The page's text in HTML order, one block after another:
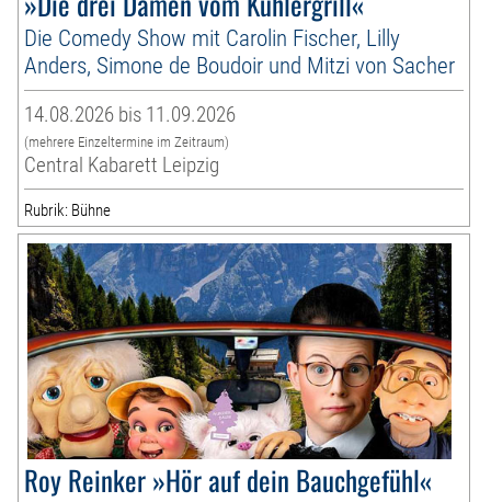
Die Comedy Show mit Carolin Fischer, Lilly
Anders, Simone de Boudoir und Mitzi von Sacher
14.08.2026 bis 11.09.2026
(mehrere Einzeltermine im Zeitraum)
Central Kabarett Leipzig
Rubrik: Bühne
Roy Reinker »Hör auf dein Bauchgefühl«